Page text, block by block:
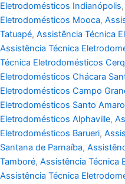
Eletrodomésticos Indianópolis,
Eletrodomésticos Mooca,
Tatuapé, Assistência Técnica
Assistência Técnica
Técnica Eletrodomésticos
Eletrodomésticos Chácara
Eletrodomésticos Campo
Eletrodomésticos Santo Amaro
Eletrodomésticos Alphaville,
Eletrodomésticos Barueri,
Santana de Parnaíba,
Tamboré, Assistência Técnica
Assistência Técnica